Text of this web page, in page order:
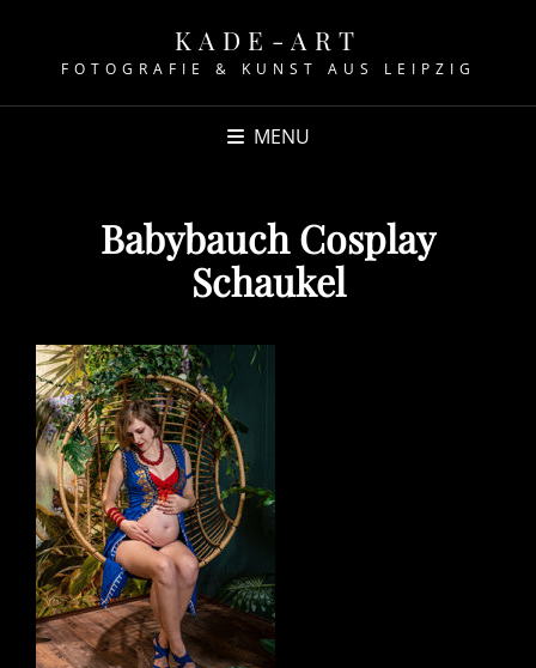
KADE-ART
FOTOGRAFIE & KUNST AUS LEIPZIG
MENU
Babybauch Cosplay
Schaukel